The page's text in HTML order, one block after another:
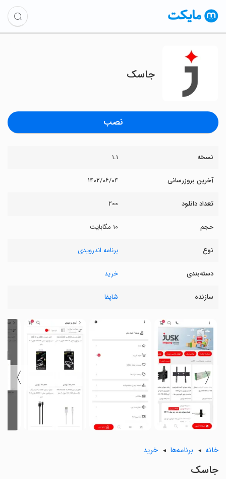
جاسک
نصب
نسخه ۱.۱
آخرین بروزرسانی ۱۴۰۲/۰۶/۰۴
تعداد دانلود ۲۰۰
حجم ۱۰ مگابایت
نوع برنامه اندرویدی
دسته‌بندی خرید
سازنده شاپفا
〈
〉
خانه برنامه‌ها خرید
جاسک